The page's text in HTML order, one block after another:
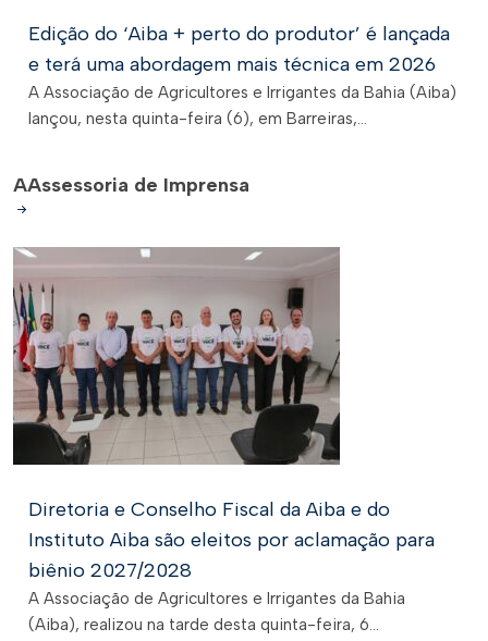
Edição do ‘Aiba + perto do produtor’ é lançada
e terá uma abordagem mais técnica em 2026
A Associação de Agricultores e Irrigantes da Bahia (Aiba)
lançou, nesta quinta-feira (6), em Barreiras,...
AAssessoria de Imprensa
Diretoria e Conselho Fiscal da Aiba e do
Instituto Aiba são eleitos por aclamação para
biênio 2027/2028
A Associação de Agricultores e Irrigantes da Bahia
(Aiba), realizou na tarde desta quinta-feira, 6...